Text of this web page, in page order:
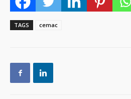
TAGS cemac